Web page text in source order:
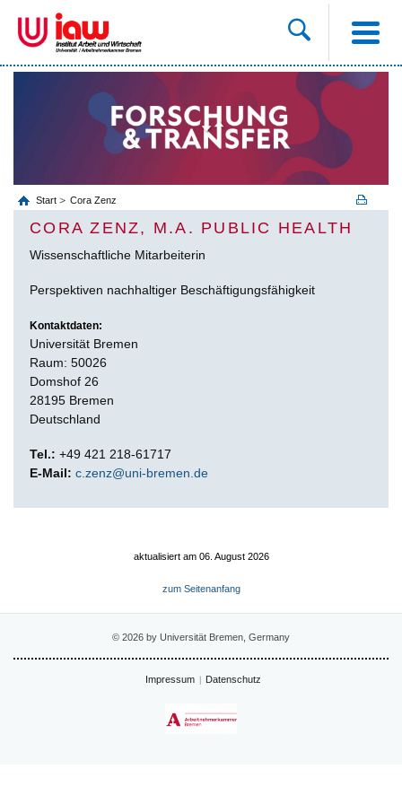
Start Cora Zenz
CORA ZENZ, M.A. PUBLIC HEALTH
Wissenschaftliche Mitarbeiterin
Perspektiven nachhaltiger Beschäftigungsfähigkeit
Kontaktdaten:
Universität Bremen
Raum: 50026
Domshof 26
28195 Bremen
Deutschland
Tel.: +49 421 218-61717
E-Mail: c.zenz@uni-bremen.de
aktualisiert am 06. August 2026
zum Seitenanfang
© 2026 by Universität Bremen, Germany
Impressum Datenschutz